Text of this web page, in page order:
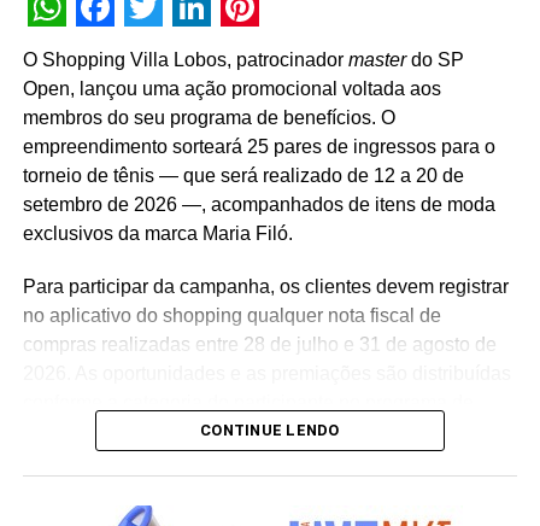
distribuição de R$ 10 mil toda semana e o sorteio final de
fosse muito mais do que um incentivo de compra. Ela
precisava reforçar os atributos da marca, gerar conversa e
manter o Café Evolutto presente na rotina das pessoas. A
combinação entre mecânica simples, premiações
atrativas, comunicação integrada e a chegada do Edu
Guedes nos permite manter a marca presente na rotina
do consumidor durante todo o período da campanha”,
Cooxupé.
WhatsApp
Facebook
Twitter
LinkedIn
Pinterest
O Shopping Villa Lobos, patrocinador masterdo SP
Open, lançou uma ação promocional voltada aos
membros do seu programa de benefícios. O
empreendimento sorteará 25 pares de ingressos para o
torneio de tênis — que será realizado de 12 a 20 de
setembro de 2026 —, acompanhados de itens de moda
exclusivos da marca Maria Filó.
Para participar da campanha, os clientes devem registrar
no aplicativo do shopping qualquer nota fiscal de
compras realizadas entre 28 de julho e 31 de agosto de
de setembro de 2026. Após a divulgação do resultado
CONTINUE LENDO